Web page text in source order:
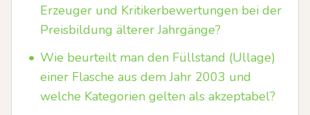
Erzeuger und Kritikerbewertungen bei der
Preisbildung älterer Jahrgänge?
• Wie beurteilt man den Füllstand (Ullage)
einer Flasche aus dem Jahr 2003 und
welche Kategorien gelten als akzeptabel?